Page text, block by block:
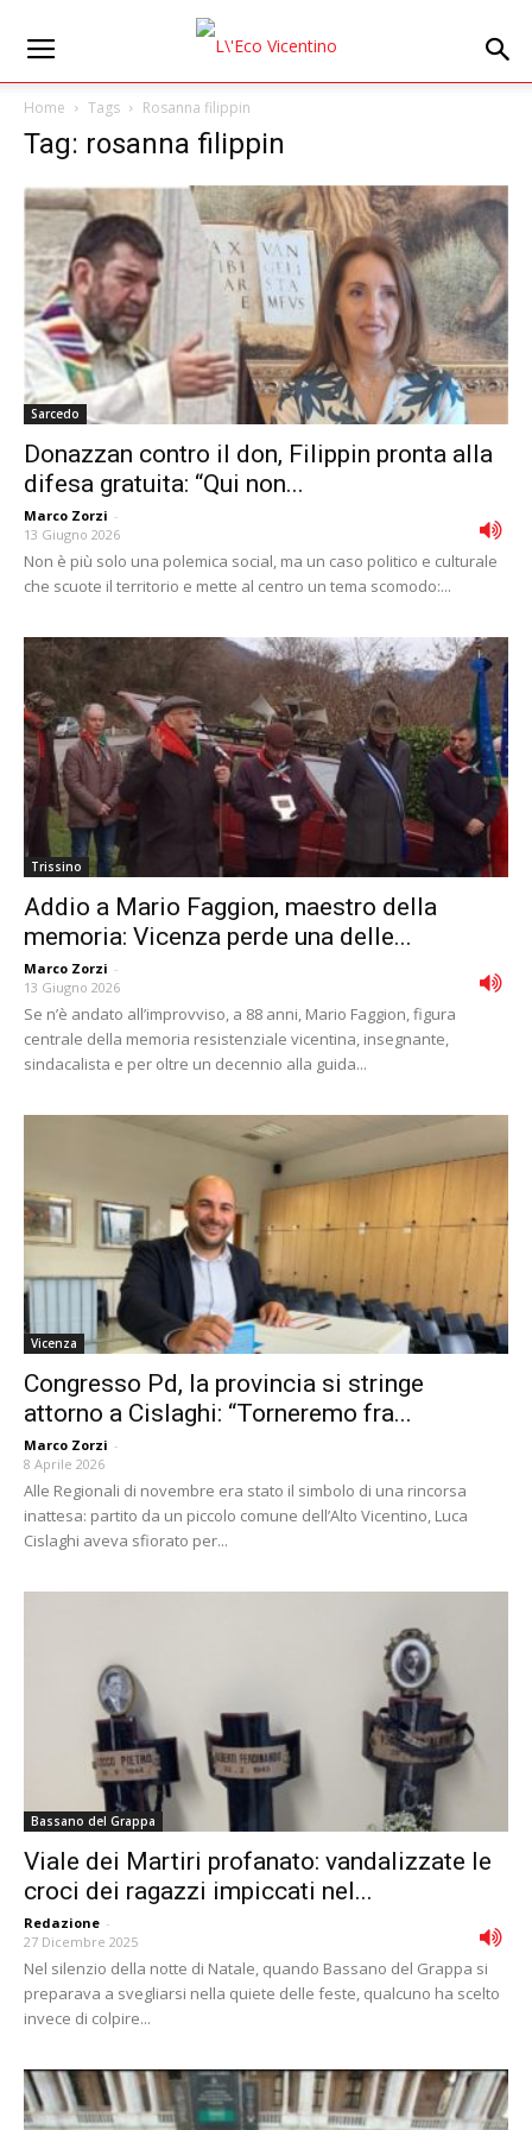
Home Tags Rosanna filippin
Tag: rosanna filippin
Sarcedo
Donazzan contro il don, Filippin pronta alla
difesa gratuita: “Qui non...
Marco Zorzi -
13 Giugno 2026
Non è più solo una polemica social, ma un caso politico e culturale
che scuote il territorio e mette al centro un tema scomodo:...
Trissino
Addio a Mario Faggion, maestro della
memoria: Vicenza perde una delle...
Marco Zorzi -
13 Giugno 2026
Se n’è andato all’improvviso, a 88 anni, Mario Faggion, figura
centrale della memoria resistenziale vicentina, insegnante,
sindacalista e per oltre un decennio alla guida...
Vicenza
Congresso Pd, la provincia si stringe
attorno a Cislaghi: “Torneremo fra...
Marco Zorzi -
8 Aprile 2026
Alle Regionali di novembre era stato il simbolo di una rincorsa
inattesa: partito da un piccolo comune dell’Alto Vicentino, Luca
Cislaghi aveva sfiorato per...
Bassano del Grappa
Viale dei Martiri profanato: vandalizzate le
croci dei ragazzi impiccati nel...
Redazione -
27 Dicembre 2025
Nel silenzio della notte di Natale, quando Bassano del Grappa si
preparava a svegliarsi nella quiete delle feste, qualcuno ha scelto
invece di colpire...